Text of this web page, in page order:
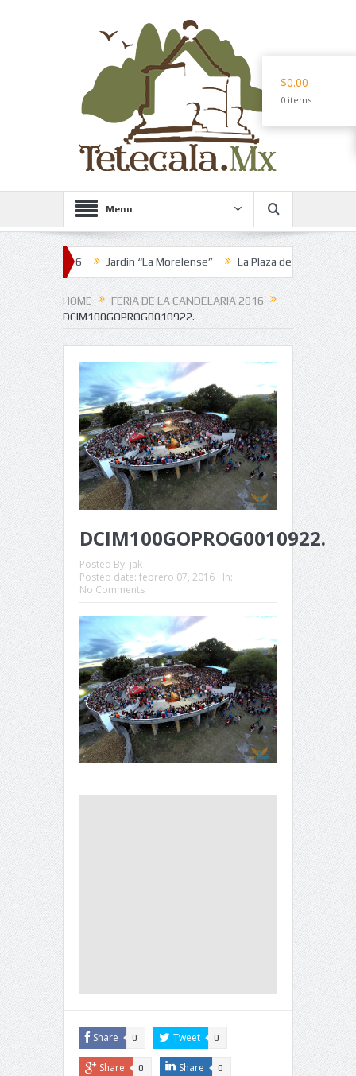
Menu
2016 Jardin “La Morelense” La Plaza de los Martes
HOME
FERIA DE LA CANDELARIA 2016
DCIM100GOPROG0010922.
DCIM100GOPROG0010922.
Posted By: jak
Posted date: febrero 07, 2016
In:
No Comments
Share 0 Tweet 0
Share 0 Share 0
$0.00
0 items